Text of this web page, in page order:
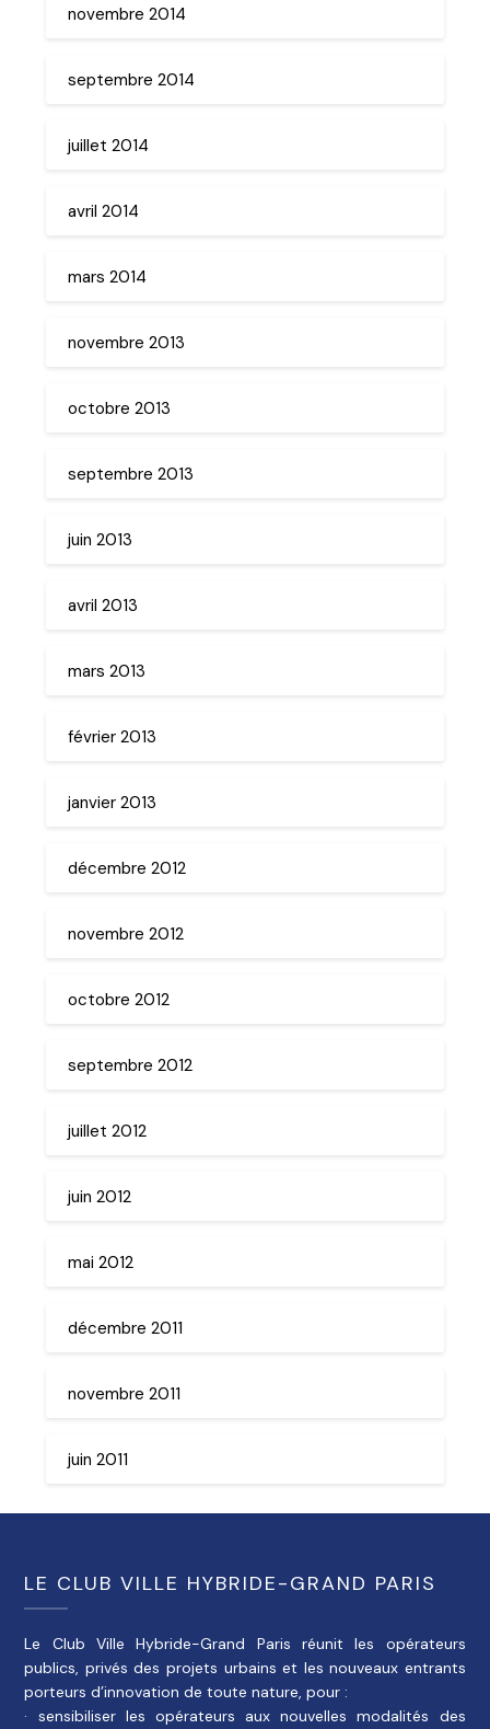
novembre 2014
septembre 2014
juillet 2014
avril 2014
mars 2014
novembre 2013
octobre 2013
septembre 2013
juin 2013
avril 2013
mars 2013
février 2013
janvier 2013
décembre 2012
novembre 2012
octobre 2012
septembre 2012
juillet 2012
juin 2012
mai 2012
décembre 2011
novembre 2011
juin 2011
LE CLUB VILLE HYBRIDE-GRAND PARIS
Le Club Ville Hybride-Grand Paris réunit les opérateurs
publics, privés des projets urbains et les nouveaux entrants
porteurs d’innovation de toute nature, pour :
· sensibiliser les opérateurs aux nouvelles modalités des